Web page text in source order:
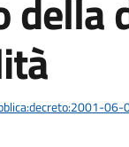
della